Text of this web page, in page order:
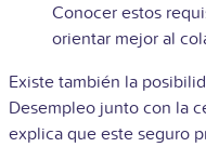
Conocer estos
orientar mejor al
Existe también la
Desempleo junto con la
explica que este seguro